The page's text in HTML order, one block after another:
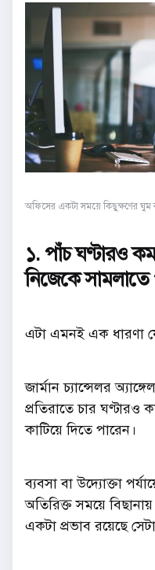
অফিসের একটা সময়ে কিছুক্ষণের ঘুম
১. পাঁচ ঘণ্টারও
নিজেকে সামলাতে
এটা এমনই এক ধারণা
জার্মান চ্যান্সেলর
প্রতিরাতে চার ঘণ্টারও
কাটিয়ে দিতে পারেন।
ব্যবসা বা উদ্যোক্তা
অতিরিক্ত সময়ে
একটা প্রভাব রয়েছে